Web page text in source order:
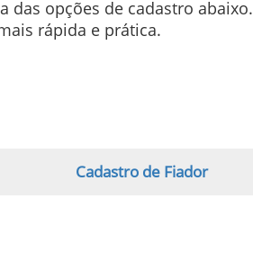
das opções de cadastro abaixo.
rápida e prática.
Cadastro de Fiador